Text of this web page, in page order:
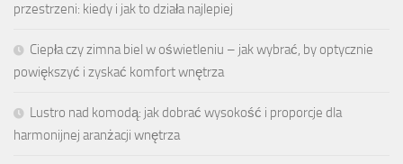
przestrzeni: kiedy i jak to działa najlepiej
Ciepła czy zimna biel w oświetleniu – jak wybrać, by optycznie
powiększyć i zyskać komfort wnętrza
Lustro nad komodą: jak dobrać wysokość i proporcje dla
harmonijnej aranżacji wnętrza